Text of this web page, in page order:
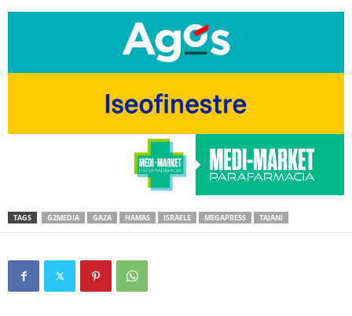
TAGS G2MEDIA GAZA HAMAS ISRAELE MEGAPRESS TAJANI